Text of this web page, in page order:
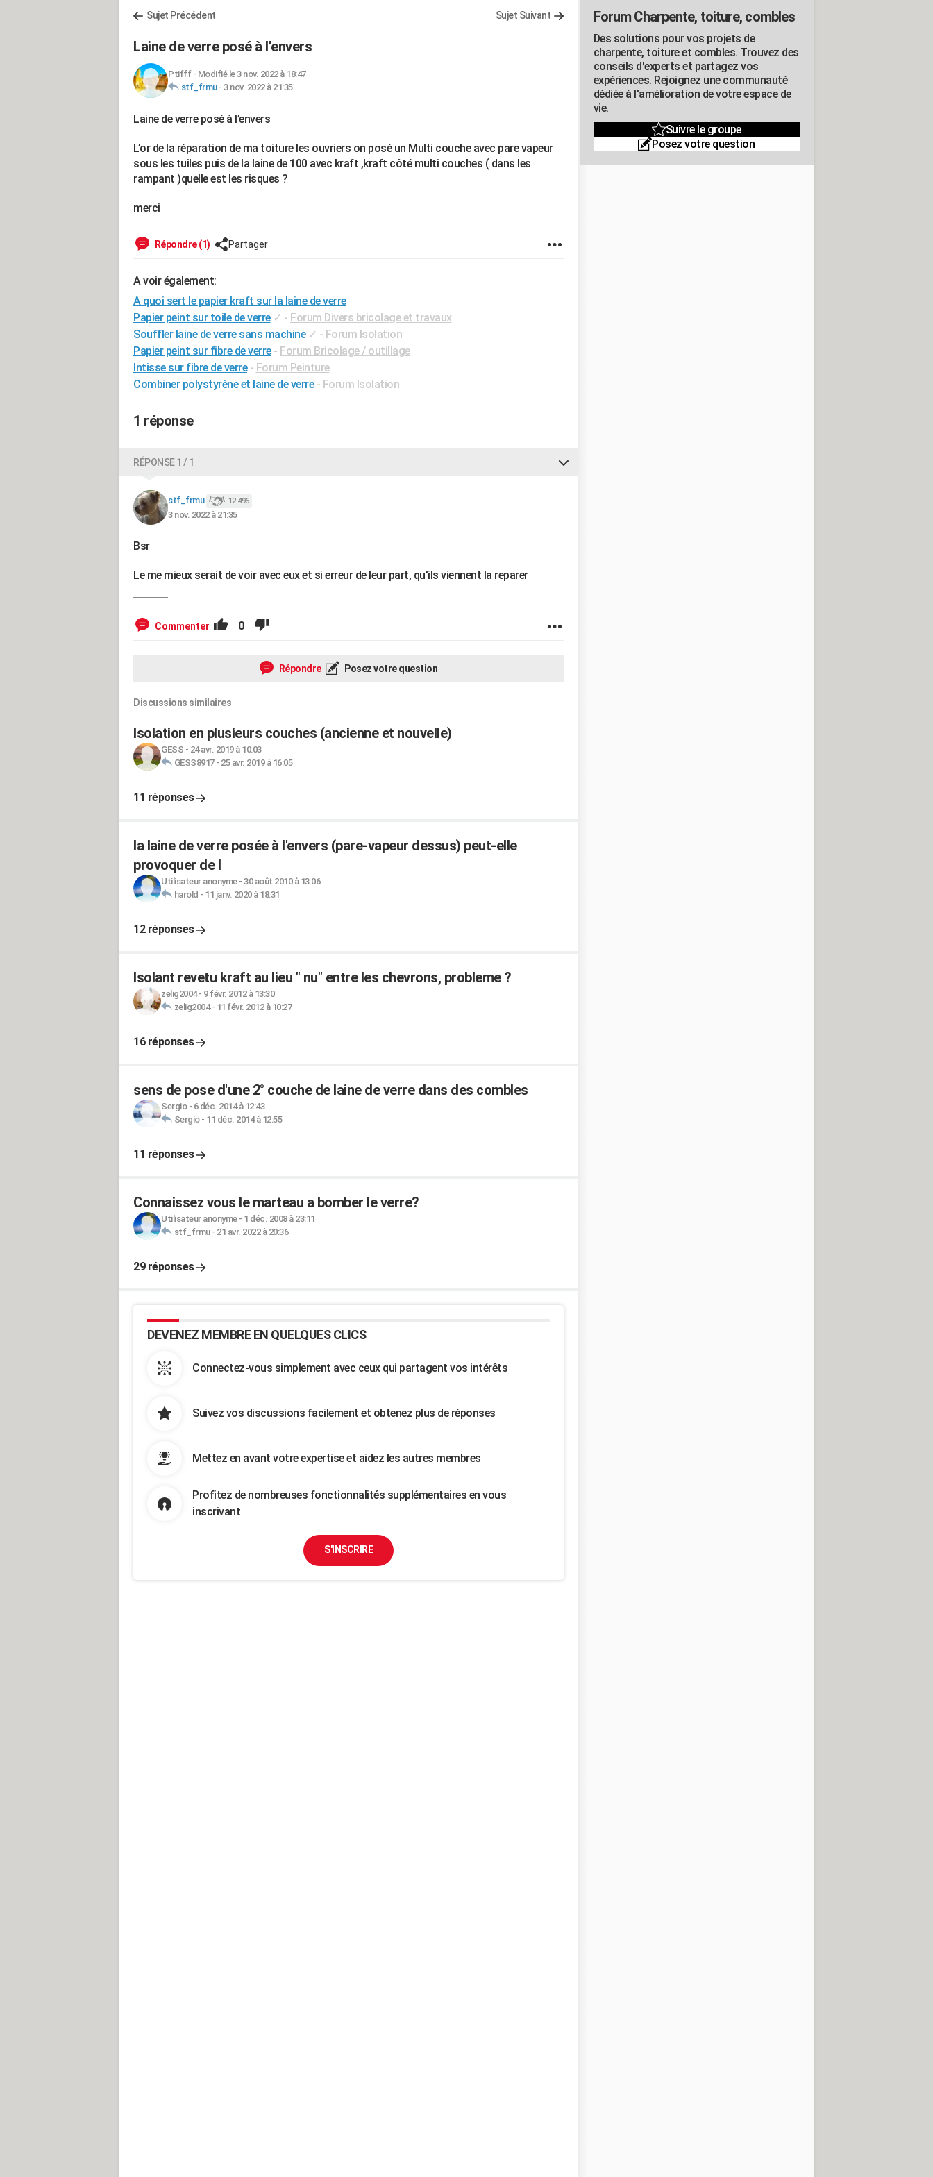
Sujet Précédent Sujet Suivant
Laine de verre posé à l’envers
Ptifff- Modifié le 3 nov. 2022 à 18:47
stf_frmu- 3 nov. 2022 à 21:35
Laine de verre posé à l’envers
L’or de la réparation de ma toiture les ouvriers on posé un Multi couche avec pare vapeur
sous les tuiles puis de la laine de 100 avec kraft ,kraft côté multi couches ( dans les
rampant )quelle est les risques ?
merci
Répondre (1) Partager
A voir également:
A quoi sert le papier kraft sur la laine de verre
Papier peint sur toile de verre ✓ - Forum Divers bricolage et travaux
Souffler laine de verre sans machine ✓ - Forum Isolation
Papier peint sur fibre de verre - Forum Bricolage / outillage
Intisse sur fibre de verre - Forum Peinture
Combiner polystyrène et laine de verre - Forum Isolation
1 réponse
RÉPONSE 1 / 1
stf_frmu 12 496
3 nov. 2022 à 21:35
Bsr
Le me mieux serait de voir avec eux et si erreur de leur part, qu'ils viennent la reparer
Commenter 0
Répondre Posez votre question
Discussions similaires
Isolation en plusieurs couches (ancienne et nouvelle)
GESS - 24 avr. 2019 à 10:03
GESS8917- 25 avr. 2019 à 16:05
11 réponses
la laine de verre posée à l'envers (pare-vapeur dessus) peut-elle
provoquer de l
Utilisateur anonyme- 30 août 2010 à 13:06
harold - 11 janv. 2020 à 18:31
12 réponses
Isolant revetu kraft au lieu " nu" entre les chevrons, probleme ?
zelig2004- 9 févr. 2012 à 13:30
zelig2004- 11 févr. 2012 à 10:27
16 réponses
sens de pose d'une 2° couche de laine de verre dans des combles
Sergio- 6 déc. 2014 à 12:43
Sergio- 11 déc. 2014 à 12:55
11 réponses
Connaissez vous le marteau a bomber le verre?
Utilisateur anonyme- 1 déc. 2008 à 23:11
stf_frmu- 21 avr. 2022 à 20:36
29 réponses
DEVENEZ MEMBRE EN QUELQUES CLICS
Connectez-vous simplement avec ceux qui partagent vos intérêts
Suivez vos discussions facilement et obtenez plus de réponses
Mettez en avant votre expertise et aidez les autres membres
Profitez de nombreuses fonctionnalités supplémentaires en vous
inscrivant
S'INSCRIRE
Forum Charpente, toiture, combles
Des solutions pour vos projets de
charpente, toiture et combles. Trouvez des
conseils d'experts et partagez vos
expériences. Rejoignez une communauté
dédiée à l'amélioration de votre espace de
vie.
Suivre le groupe
Posez votre question